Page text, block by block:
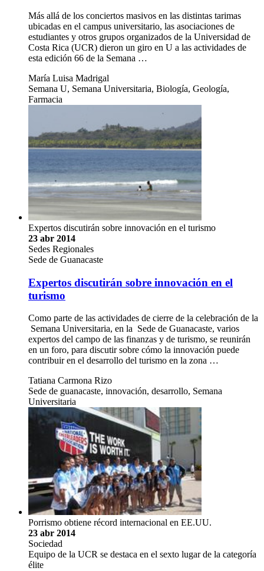
Más allá de los conciertos masivos en las distintas tarimas
ubicadas en el campus universitario, las asociaciones de
estudiantes y otros grupos organizados de la Universidad de
Costa Rica (UCR) dieron un giro en U a las actividades de
esta edición 66 de la Semana …
María Luisa Madrigal
Semana U, Semana Universitaria, Biología, Geología,
Farmacia
Expertos discutirán sobre innovación en el turismo
23 abr 2014
Sedes Regionales
Sede de Guanacaste
Expertos discutirán sobre innovación en el
turismo
Como parte de las actividades de cierre de la celebración de la
Semana Universitaria, en la Sede de Guanacaste, varios
expertos del campo de las finanzas y de turismo, se reunirán
en un foro, para discutir sobre cómo la innovación puede
contribuir en el desarrollo del turismo en la zona …
Tatiana Carmona Rizo
Sede de guanacaste, innovación, desarrollo, Semana
Universitaria
Porrismo obtiene récord internacional en EE.UU.
23 abr 2014
Sociedad
Equipo de la UCR se destaca en el sexto lugar de la categoría
élite